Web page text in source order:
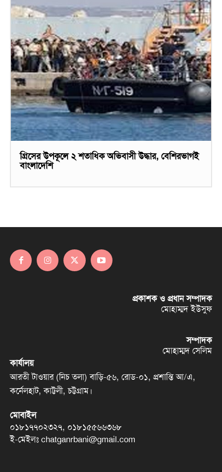
গ্রিসের উপকূলে ২ শতাধিক অভিবাসী উদ্ধার, বেশিরভাগই
বাংলাদেশি
প্রকাশক ও প্রধান সম্পাদক
মোহাম্মদ ইউসুফ
সম্পাদক
মোহাম্মদ সেলিম
কার্যালয়
আরতী টাওয়ার (নিচ তলা) বাড়ি-৫৬, রোড-০১, প্রশান্তি আ/এ,
কর্নেলহাট, কাট্টলী, চট্টগ্রাম।
মোবাইল
০১৮১৭৭০২৩২৭, ০১৮১৫৫৬৬৩৬৮
ই-মেইলঃ chatganrbani@gmail.com